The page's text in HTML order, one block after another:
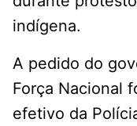
indígena.
A pedido do
Força Nacional
efetivo da